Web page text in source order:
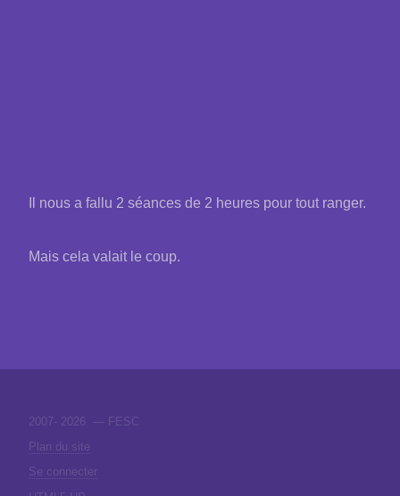
Il nous a fallu 2 séances de 2 heures pour tout ranger.
Mais cela valait le coup.
2007- 2026 — FESC
Plan du site
Se connecter